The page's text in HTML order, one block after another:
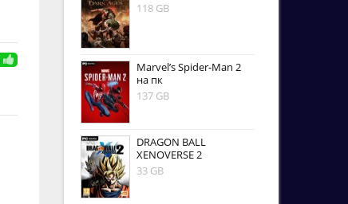
118 GB
Marvel’s Spider-Man 2
на пк
137 GB
DRAGON BALL
XENOVERSE 2
33 GB